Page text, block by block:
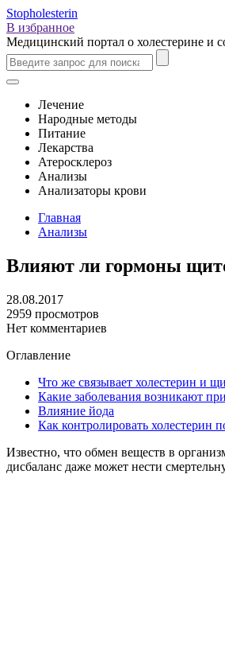
Stopholesterin
В избранное
Медицинский портал о холестерине и
Лечение
Народные методы
Питание
Лекарства
Атеросклероз
Анализы
Анализаторы крови
Главная
Анализы
Влияют ли гормоны
28.08.2017
2959 просмотров
Нет комментариев
Оглавление
Что же связывает холестерин и
Какие заболевания возникают
Влияние йода
Как контролировать холестерин
Известно, что обмен веществ в
дисбаланс даже может нести